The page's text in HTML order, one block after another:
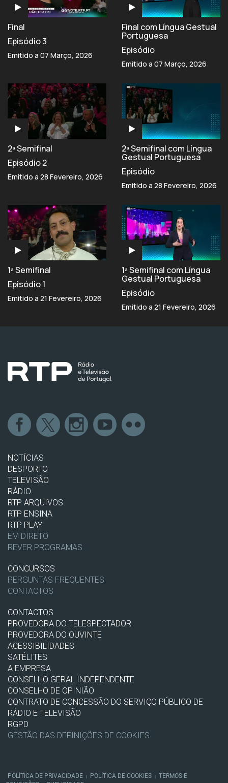
Final
Episódio 3
Emitido a 07 Março, 2026
Final com Língua Gestual
Portuguesa
Episódio
Emitido a 07 Março, 2026
2ª Semifinal
Episódio 2
Emitido a 28 Fevereiro, 2026
2ª Semifinal com Língua
Gestual Portuguesa
Episódio
Emitido a 28 Fevereiro, 2026
1ª Semifinal
Episódio 1
Emitido a 21 Fevereiro, 2026
1ª Semifinal com Língua
Gestual Portuguesa
Episódio
Emitido a 21 Fevereiro, 2026
NOTÍCIAS
DESPORTO
TELEVISÃO
RÁDIO
RTP ARQUIVOS
RTP ENSINA
RTP PLAY
EM DIRETO
REVER PROGRAMAS
CONCURSOS
PERGUNTAS FREQUENTES
CONTACTOS
CONTACTOS
PROVEDORA DO TELESPECTADOR
PROVEDORA DO OUVINTE
ACESSIBILIDADES
SATÉLITES
A EMPRESA
CONSELHO GERAL INDEPENDENTE
CONSELHO DE OPINIÃO
CONTRATO DE CONCESSÃO DO SERVIÇO PÚBLICO DE
RÁDIO E TELEVISÃO
RGPD
GESTÃO DAS DEFINIÇÕES DE COOKIES
POLÍTICA DE PRIVACIDADE POLÍTICA DE COOKIES
TERMOS E